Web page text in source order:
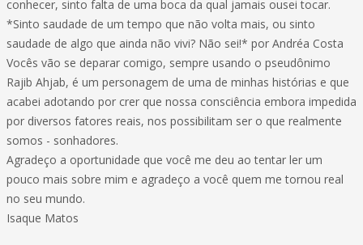
conhecer, sinto falta de uma boca da qual jamais ousei tocar.
*Sinto saudade de um tempo que não volta mais, ou sinto
saudade de algo que ainda não vivi? Não sei!* por Andréa Costa
Vocês vão se deparar comigo, sempre usando o pseudônimo
Rajib Ahjab, é um personagem de uma de minhas histórias e que
acabei adotando por crer que nossa consciência embora impedida
por diversos fatores reais, nos possibilitam ser o que realmente
somos - sonhadores.
Agradeço a oportunidade que você me deu ao tentar ler um
pouco mais sobre mim e agradeço a você quem me tornou real
no seu mundo.
Isaque Matos